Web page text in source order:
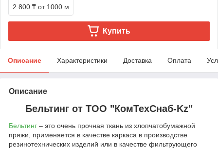
2 800 ₸ от 1000 м
Купить
Описание Характеристики Доставка Оплата
Описание
Бельтинг от ТОО "КомТехСнаб-Kz"
Бельтинг – это очень прочная ткань из хлопчатобумажной
пряжи, применяется в качестве каркаса в производстве
резинотехнических изделий или в качестве фильтрующего